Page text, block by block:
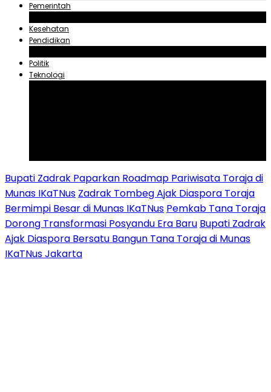
Pemerintah
Kesehatan
Pendidikan
Politik
Teknologi
Bupati Zadrak Paparkan Roadmap Pariwisata Toraja di
Munas IKaTNus Zadrak Tombeg Ajak Diaspora Toraja
Bermimpi Besar di Munas IKaTNus Pemkab Tana Toraja
Dorong Transformasi Posyandu Era Baru Bupati Zadrak
Ajak Diaspora Bersatu Bangun Tana Toraja di Munas
IKaTNus Jakarta